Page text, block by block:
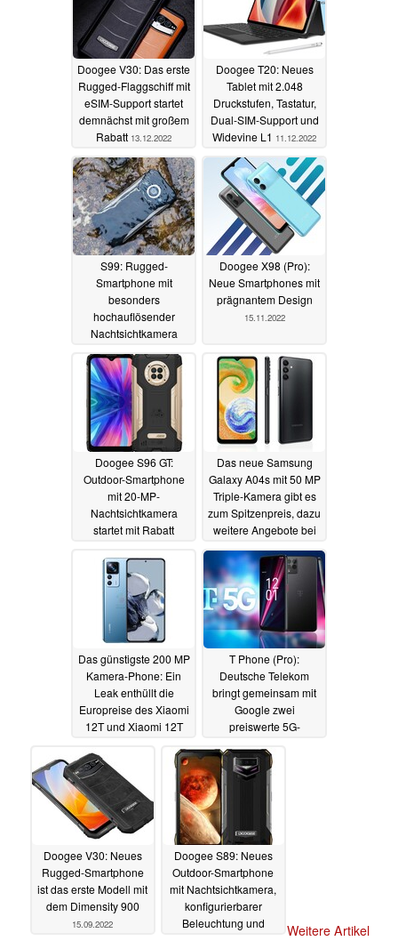
Doogee V30: Das erste
Rugged-Flaggschiff mit
eSIM-Support startet
demnächst mit großem
Rabatt 13.12.2022
Doogee T20: Neues
Tablet mit 2.048
Druckstufen, Tastatur,
Dual-SIM-Support und
Widevine L1 11.12.2022
S99: Rugged-
Smartphone mit
besonders
hochauflösender
Nachtsichtkamera
startet überraschend
günstig10.12.2022
Doogee X98 (Pro):
Neue Smartphones mit
prägnantem Design
15.11.2022
Doogee S96 GT:
Outdoor-Smartphone
mit 20-MP-
Nachtsichtkamera
startet mit Rabatt
Das neue Samsung
Galaxy A04s mit 50 MP
Triple-Kamera gibt es
zum Spitzenpreis, dazu
weitere Angebote bei
Aldi Talk29.09.2022
Das günstigste 200 MP
Kamera-Phone: Ein
Leak enthüllt die
Europreise des Xiaomi
12T und Xiaomi 12T
T Phone (Pro):
Deutsche Telekom
bringt gemeinsam mit
Google zwei
preiswerte 5G-
Markt29.09.2022
Doogee V30: Neues
Rugged-Smartphone
ist das erste Modell mit
dem Dimensity 900
15.09.2022
Doogee S89: Neues
Outdoor-Smartphone
mit Nachtsichtkamera,
konfigurierbarer
Beleuchtung und
Weitere Artikel